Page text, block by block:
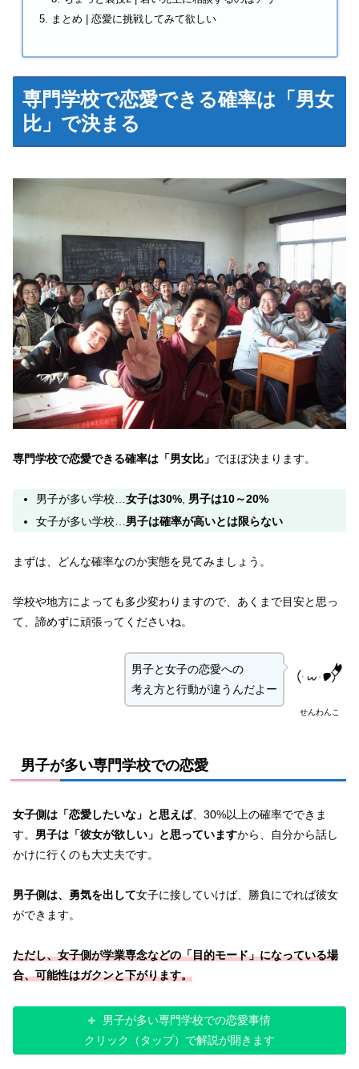
まとめ | 恋愛に挑戦してみて欲しい
専門学校で恋愛できる確率は「男女
比」で決まる
専門学校で恋愛できる確率は「男女比」 でほぼ決まります。
男子が多い学校… 女子は30%, 男子は10～20%
女子が多い学校… 男子は確率が高いとは限らない
まずは、どんな確率なのか実態を見てみましょう。
学校や地方によっても多少変わりますので、あくまで目安と思っ
て、諦めずに頑張ってくださいね。
せんわんこ
男子と女子の恋愛への
考え方と行動が違うんだよー
男子が多い専門学校での恋愛
女子側は「恋愛したいな」と思えば、30%以上の確率でできま
す。 男子は「彼女が欲しい」と思っていますから、自分から話し
かけに行くのも大丈夫です。
男子側は、勇気を出して女子に接していけば、勝負にでれば彼女
ができます。
ただし、女子側が学業専念などの「目的モード」になっている場
合、可能性はガクンと下がります。
男子が多い専門学校での恋愛事情
クリック（タップ）で解説が開きます